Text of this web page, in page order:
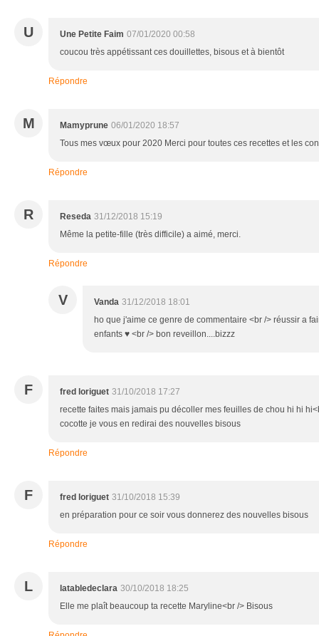
U Une Petite Faim 07/01/2020 00:58
coucou très appétissant ces douillettes, bisous et à bientôt
Répondre
M Mamyprune 06/01/2020 18:57
Tous mes vœux pour 2020 Merci pour toutes ces recettes et les
Répondre
R Reseda 31/12/2018 15:19
Même la petite-fille (très difficile) a aimé, merci.
Répondre
V Vanda 31/12/2018 18:01
ho que j'aime ce genre de commentaire <br /> réussir a
enfants ♥ <br /> bon reveillon....bizzz
F fred loriguet 31/10/2018 17:27
recette faites mais jamais pu décoller mes feuilles de chou hi hi
cocotte je vous en redirai des nouvelles bisous
Répondre
F fred loriguet 31/10/2018 15:39
en préparation pour ce soir vous donnerez des nouvelles bisous
Répondre
L latabledeclara 30/10/2018 18:25
Elle me plaît beaucoup ta recette Maryline<br /> Bisous